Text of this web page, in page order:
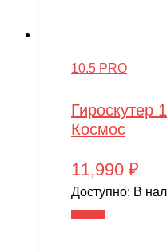
10.5 PRO
Гироскутер
Космос
11,990 ₽
Доступно: В